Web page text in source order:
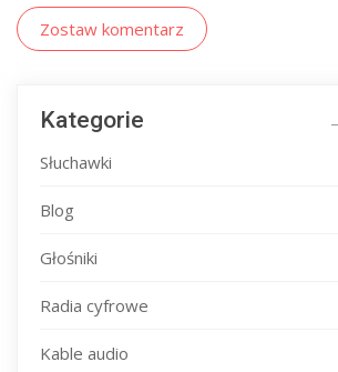
Zostaw komentarz
Kategorie
Słuchawki
Blog
Głośniki
Radia cyfrowe
Kable audio